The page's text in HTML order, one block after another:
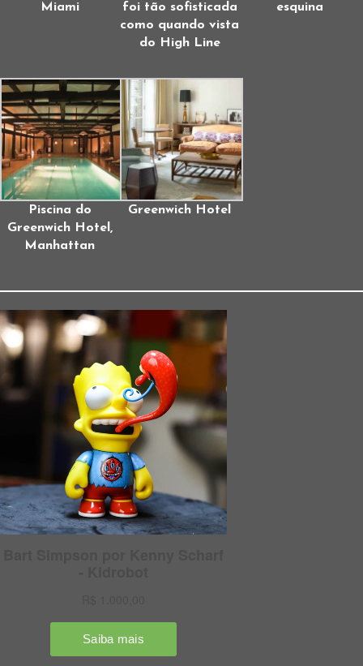
Miami
foi tão sofisticada
como quando vista
do High Line
esquina
Piscina do
Greenwich Hotel,
Manhattan
Greenwich Hotel